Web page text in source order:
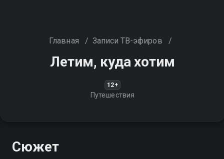
Главная / Записи ТВ-эфиров /
Летим, куда хотим
12+
Путешествия
Сюжет